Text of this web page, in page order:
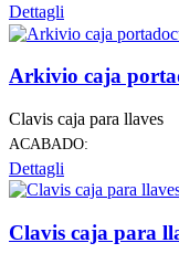
Dettagli
Arkivio caja
Clavis caja para llaves
ACABADO:
Dettagli
Clavis caja para